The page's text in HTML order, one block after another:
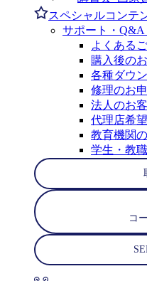
スペシャルコンテ
サポート・Q&A
よくある
購入後の
各種ダウ
修理のお
法人のお
代理店希
教育機関
学生・教
コ